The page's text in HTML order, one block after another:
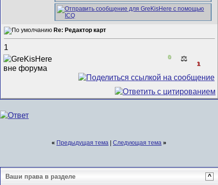
Re: Редактор карт
1
0 ⚖️
1
« Предыдущая тема Следующая тема »
Ваши права в разделе ^